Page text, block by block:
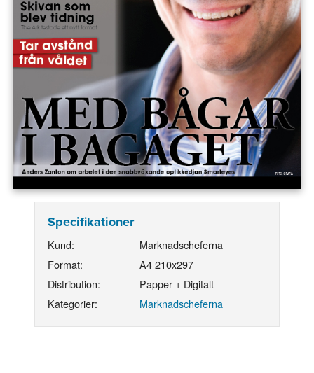
Specifikationer
Kund:
Marknadscheferna
Format:
A4 210x297
Distribution:
Papper + Digitalt
Kategorier:
Marknadscheferna